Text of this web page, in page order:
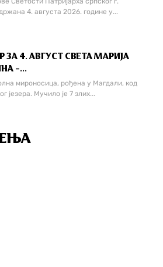
4. августа 2026. године у...
ЗА 4. АВГУСТ СВЕТА МАРИЈА
–...
мироносица, рођена у Магдали, код
језера. Мучилo је 7 злих...